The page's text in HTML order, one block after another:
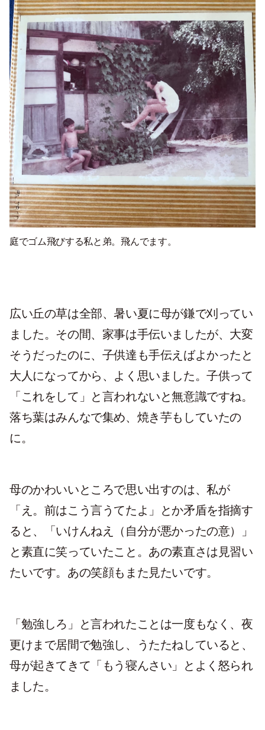
庭でゴム飛びする私と弟。飛んでます。
広い丘の草は全部、暑い夏に母が鎌で刈ってい
ました。その間、家事は手伝いましたが、大変
そうだったのに、子供達も手伝えばよかったと
大人になってから、よく思いました。子供って
「これをして」と言われないと無意識ですね。
落ち葉はみんなで集め、焼き芋もしていたの
に。
母のかわいいところで思い出すのは、私が
「え。前はこう言うてたよ」とか矛盾を指摘す
ると、「いけんねえ（自分が悪かったの意）」
と素直に笑っていたこと。あの素直さは見習い
たいです。あの笑顔もまた見たいです。
「勉強しろ」と言われたことは一度もなく、夜
更けまで居間で勉強し、うたたねしていると、
母が起きてきて「もう寝んさい」とよく怒られ
ました。